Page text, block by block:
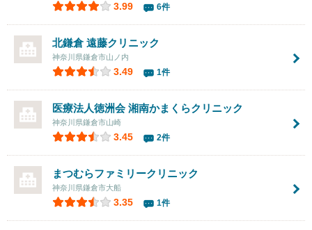
3.99 6件
北鎌倉 遠藤クリニック
神奈川県鎌倉市山ノ内
3.49 1件
医療法人徳洲会 湘南かまくらクリニック
神奈川県鎌倉市山崎
3.45 2件
まつむらファミリークリニック
神奈川県鎌倉市大船
3.35 1件